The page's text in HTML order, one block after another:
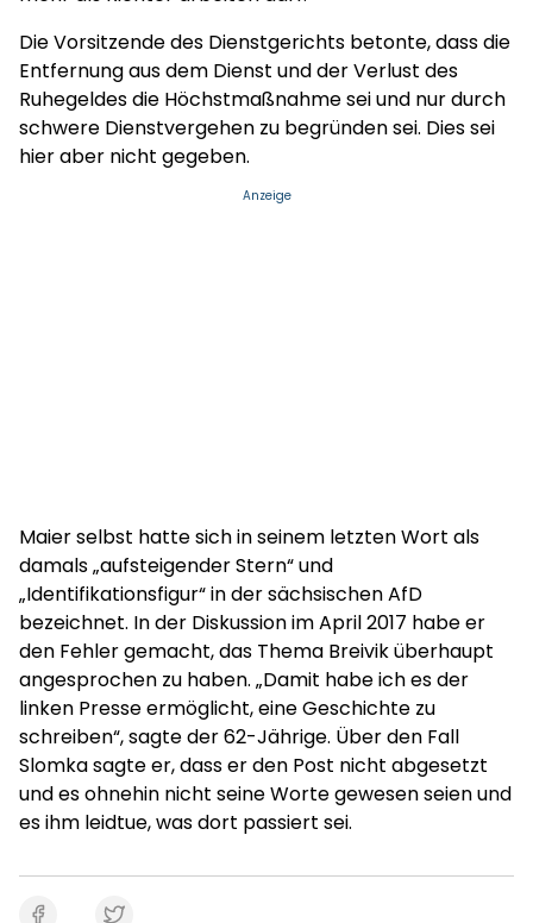
Die Vorsitzende des Dienstgerichts betonte, dass die
Entfernung aus dem Dienst und der Verlust des
Ruhegeldes die Höchstmaßnahme sei und nur durch
schwere Dienstvergehen zu begründen sei. Dies sei
hier aber nicht gegeben.
Anzeige
Maier selbst hatte sich in seinem letzten Wort als
damals „aufsteigender Stern“ und
„Identifikationsfigur“ in der sächsischen AfD
bezeichnet. In der Diskussion im April 2017 habe er
den Fehler gemacht, das Thema Breivik überhaupt
angesprochen zu haben. „Damit habe ich es der
linken Presse ermöglicht, eine Geschichte zu
schreiben“, sagte der 62-Jährige. Über den Fall
Slomka sagte er, dass er den Post nicht abgesetzt
und es ohnehin nicht seine Worte gewesen seien und
es ihm leidtue, was dort passiert sei.